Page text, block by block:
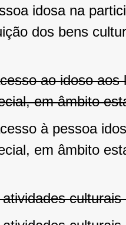
idosa na
dos bens
ao idoso
em âmbito
à pessoa
em âmbito